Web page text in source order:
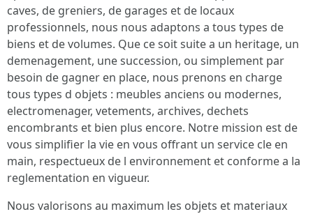
caves, de greniers, de garages et de locaux
professionnels, nous nous adaptons a tous types de
biens et de volumes. Que ce soit suite a un heritage, un
demenagement, une succession, ou simplement par
besoin de gagner en place, nous prenons en charge
tous types d objets : meubles anciens ou modernes,
electromenager, vetements, archives, dechets
encombrants et bien plus encore. Notre mission est de
vous simplifier la vie en vous offrant un service cle en
main, respectueux de l environnement et conforme a la
reglementation en vigueur.
Nous valorisons au maximum les objets et materiaux